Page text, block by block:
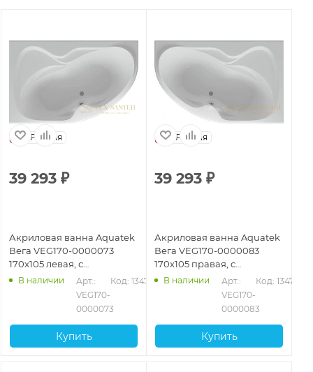
Россия
39 293 ₽
Акриловая ванна Aquatek
Вега VEG170-0000073
170x105 левая, с
фронтальным экраном
В наличии
Арт.:
VEG170-
0000073
Код: 13475
Купить
Россия
39 293 ₽
Акриловая ванна Aquatek
Вега VEG170-0000083
170x105 правая, с
фронтальным экраном
В наличии
Арт.:
VEG170-
0000083
Код: 13476
Купить